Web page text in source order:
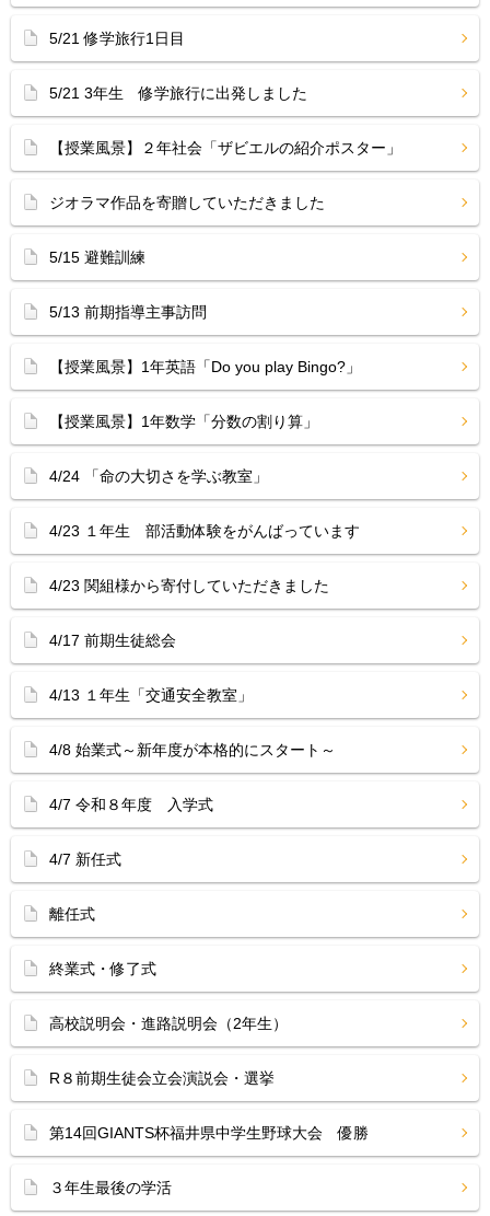
5/21 修学旅行1日目
5/21 3年生 修学旅行に出発しました
【授業風景】２年社会「ザビエルの紹介ポスター」
ジオラマ作品を寄贈していただきました
5/15 避難訓練
5/13 前期指導主事訪問
【授業風景】1年英語「Do you play Bingo?」
【授業風景】1年数学「分数の割り算」
4/24 「命の大切さを学ぶ教室」
4/23 １年生 部活動体験をがんばっています
4/23 関組様から寄付していただきました
4/17 前期生徒総会
4/13 １年生「交通安全教室」
4/8 始業式～新年度が本格的にスタート～
4/7 令和８年度 入学式
4/7 新任式
離任式
終業式・修了式
高校説明会・進路説明会（2年生）
R８前期生徒会立会演説会・選挙
第14回GIANTS杯福井県中学生野球大会 優勝
３年生最後の学活